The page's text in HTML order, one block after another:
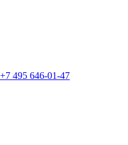
+7 495 646-01-47